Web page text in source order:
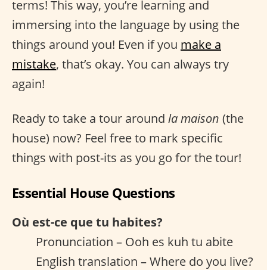
terms! This way, you’re learning and
immersing into the language by using the
things around you! Even if you make a
mistake, that’s okay. You can always try
again!
Ready to take a tour around la maison (the
house) now? Feel free to mark specific
things with post-its as you go for the tour!
Essential House Questions
Où est-ce que tu habites?
Pronunciation – Ooh es kuh tu abite
English translation – Where do you live?